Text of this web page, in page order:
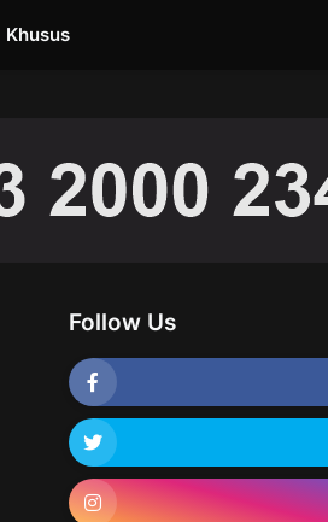
Khusus
Follow Us